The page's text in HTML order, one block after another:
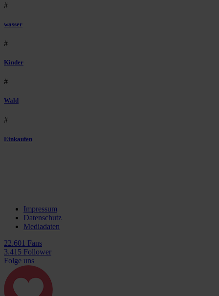
#
wasser
#
Kinder
#
Wald
#
Einkaufen
Impressum
Datenschutz
Mediadaten
22.601 Fans
3.415 Follower
Folge uns